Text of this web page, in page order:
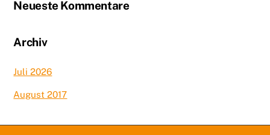
Neueste Kommentare
Archiv
Juli 2026
August 2017